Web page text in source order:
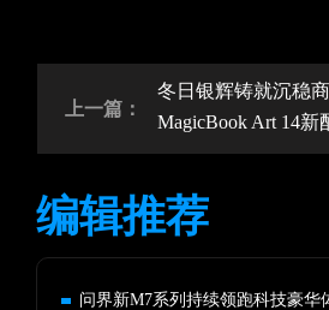
上一篇：
冬日银辉铸就沉稳
MagicBook Art 14新
编辑推荐